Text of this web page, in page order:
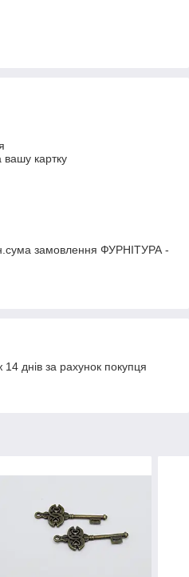
вашу картку
замовлення ФУРНІТУРА -
днів за рахунок покупця